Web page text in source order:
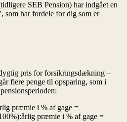
pris for forsikringsdækning –
flere penge til opsparing, som i